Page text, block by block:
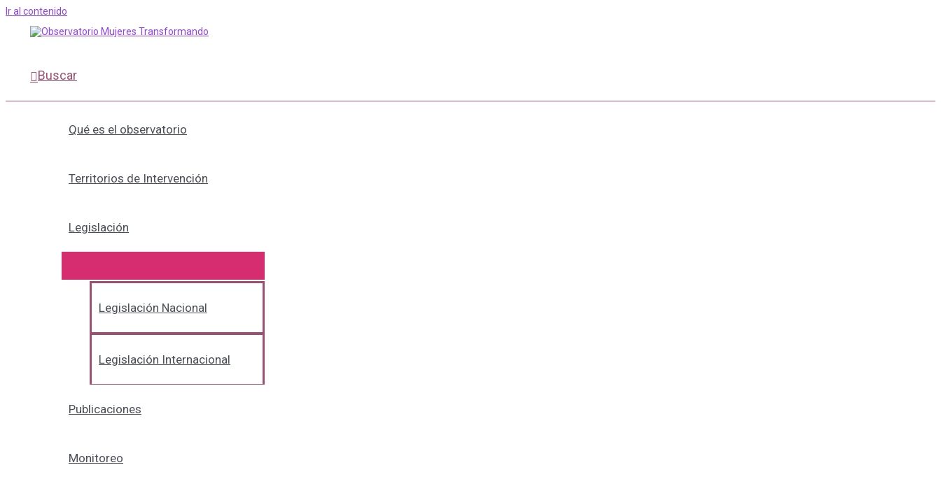
Ir al contenido
Buscar
Qué es el observatorio
Territorios de Intervención
Legislación
Legislación Nacional
Legislación Internacional
Publicaciones
Monitoreo